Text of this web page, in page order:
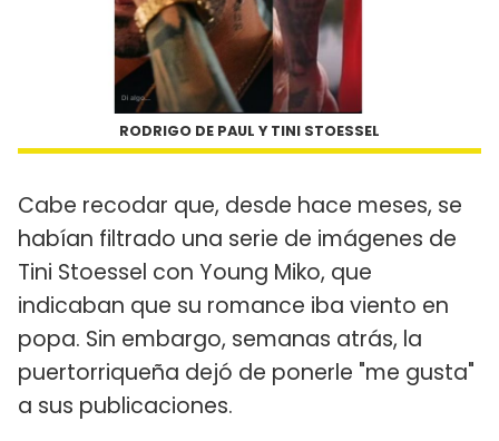
RODRIGO DE PAUL Y TINI STOESSEL
Cabe recodar que, desde hace meses, se
habían filtrado una serie de imágenes de
Tini Stoessel con Young Miko, que
indicaban que su romance iba viento en
popa. Sin embargo, semanas atrás, la
puertorriqueña dejó de ponerle "me gusta"
a sus publicaciones.